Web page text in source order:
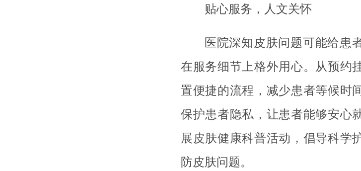
贴心服务，人文关怀
医院深知皮肤问题可能给患
在服务细节上格外用心。从预约
置便捷的流程，减少患者等候时
保护患者隐私，让患者能够安心
展皮肤健康科普活动，倡导科学
防皮肤问题。